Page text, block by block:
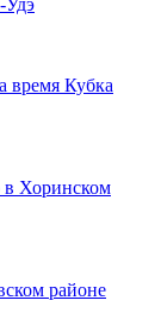
время Кубка
в Хоринском
районе